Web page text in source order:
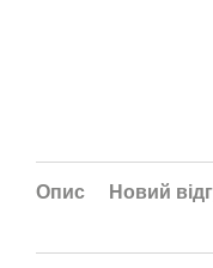
Опис Новий